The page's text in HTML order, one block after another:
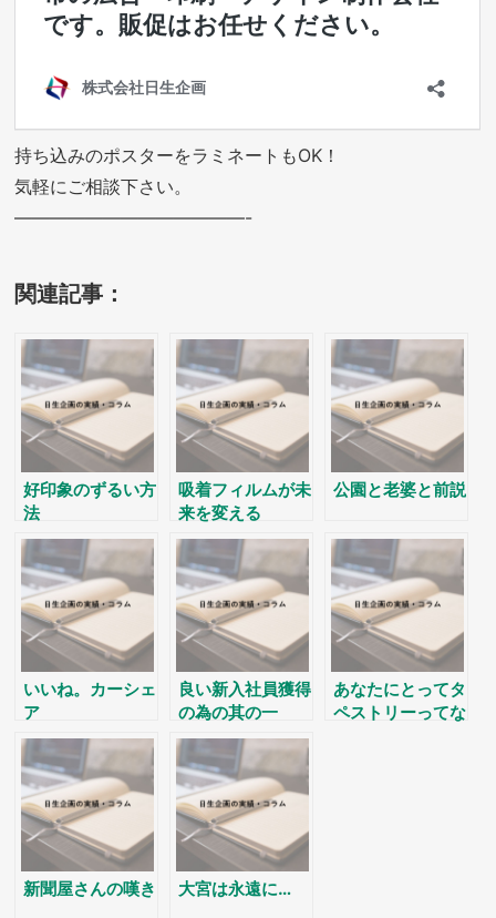
持ち込みのポスターをラミネートもOK！
気軽にご相談下さい。
—————————————-
関連記事：
好印象のずるい方
法
吸着フィルムが未
来を変える
公園と老婆と前説
いいね。カーシェ
ア
良い新入社員獲得
の為の其の一
あなたにとってタ
ペストリーってな
新聞屋さんの嘆き 大宮は永遠に…